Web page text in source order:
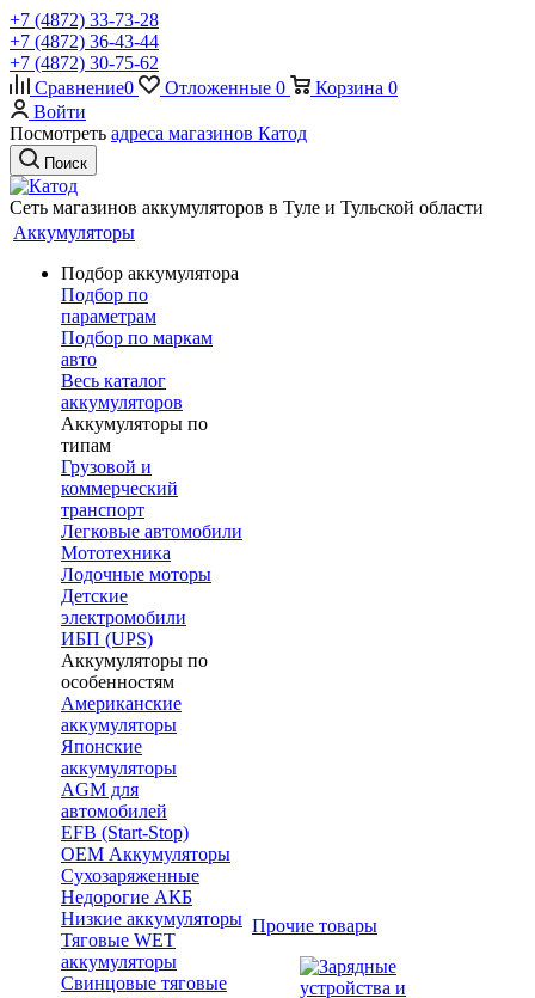
+7 (4872) 33-73-28
+7 (4872) 36-43-44
+7 (4872) 30-75-62
Сравнение0 Отложенные 0 Корзина 0
Войти
Посмотреть адреса магазинов Катод
Поиск
Сеть магазинов аккумуляторов в Туле и Тульской области
Аккумуляторы
Подбор аккумулятора
Подбор по
параметрам
Подбор по маркам
авто
Весь каталог
аккумуляторов
Аккумуляторы по
типам
Грузовой и
коммерческий
транспорт
Легковые автомобили
Мототехника
Лодочные моторы
Детские
электромобили
ИБП (UPS)
Аккумуляторы по
особенностям
Американские
аккумуляторы
Японские
аккумуляторы
AGM для
автомобилей
EFB (Start-Stop)
OEM Аккумуляторы
Сухозаряженные
Недорогие АКБ
Низкие аккумуляторы
Тяговые WET
аккумуляторы
Свинцовые тяговые
Прочие товары